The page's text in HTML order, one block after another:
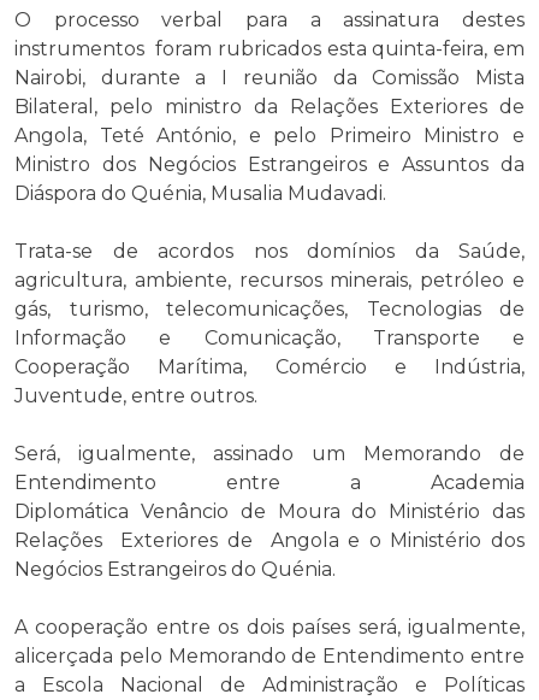
O processo verbal para a assinatura destes
instrumentos foram rubricados esta quinta-feira, em
Nairobi, durante a I reunião da Comissão Mista
Bilateral, pelo ministro da Relações Exteriores de
Angola, Teté António, e pelo Primeiro Ministro e
Ministro dos Negócios Estrangeiros e Assuntos da
Diáspora do Quénia, Musalia Mudavadi.
Trata-se de acordos nos domínios da Saúde,
agricultura, ambiente, recursos minerais, petróleo e
gás, turismo, telecomunicações, Tecnologias de
Informação e Comunicação, Transporte e
Cooperação Marítima, Comércio e Indústria,
Juventude, entre outros.
Será, igualmente, assinado um Memorando de
Entendimento entre a Academia
Diplomática Venâncio de Moura do Ministério das
Relações Exteriores de Angola e o Ministério dos
Negócios Estrangeiros do Quénia.
A cooperação entre os dois países será, igualmente,
alicerçada pelo Memorando de Entendimento entre
a Escola Nacional de Administração e Políticas